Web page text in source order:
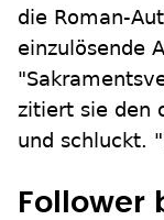
die Roman-
einzulösende
zitiert sie den
und schluckt.
Follower